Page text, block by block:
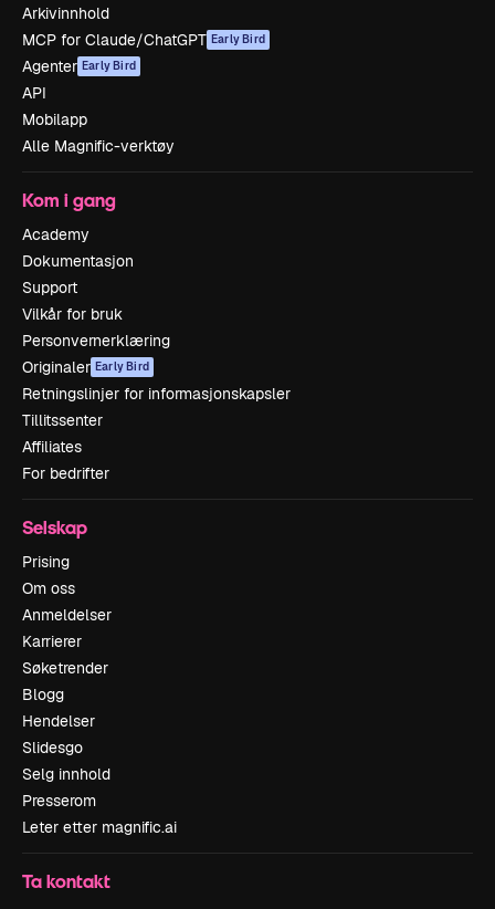
Arkivinnhold
MCP for Claude/ChatGPT Early Bird
Agenter Early Bird
API
Mobilapp
Alle Magnific-verktøy
Kom i gang
Academy
Dokumentasjon
Support
Vilkår for bruk
Personvernerklæring
Originaler Early Bird
Retningslinjer for informasjonskapsler
Tillitssenter
Affiliates
For bedrifter
Selskap
Prising
Om oss
Anmeldelser
Karrierer
Søketrender
Blogg
Hendelser
Slidesgo
Selg innhold
Presserom
Leter etter magnific.ai
Ta kontakt